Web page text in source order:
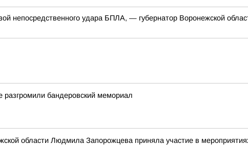
непосредственного удара БПЛА, — губернатор Воронежской
разгромили бандеровский мемориал
области Людмила Запорожцева приняла участие в